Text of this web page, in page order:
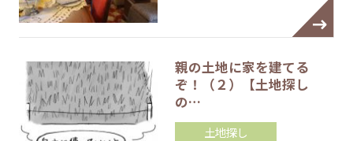
親の土地に家を建てる
ぞ！（２）【土地探し
の…
土地探し